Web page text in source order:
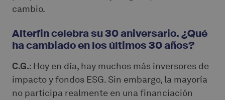
cambio.
Alterfin celebra su 30 aniversario. ¿Qué
ha cambiado en los últimos 30 años?
C.G.: Hoy en día, hay muchos más inversores de
impacto y fondos ESG. Sin embargo, la mayoría
no participa realmente en una financiación